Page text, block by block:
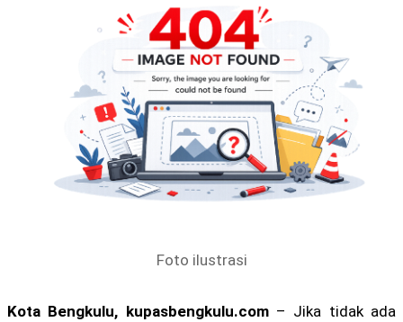
Foto ilustrasi
Kota Bengkulu, kupasbengkulu.com– Jika tidak ada